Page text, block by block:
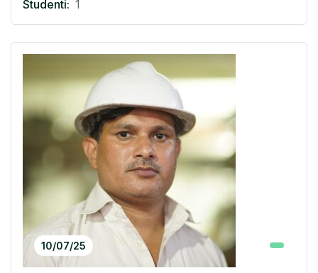
Studenti: 1
10/07/25